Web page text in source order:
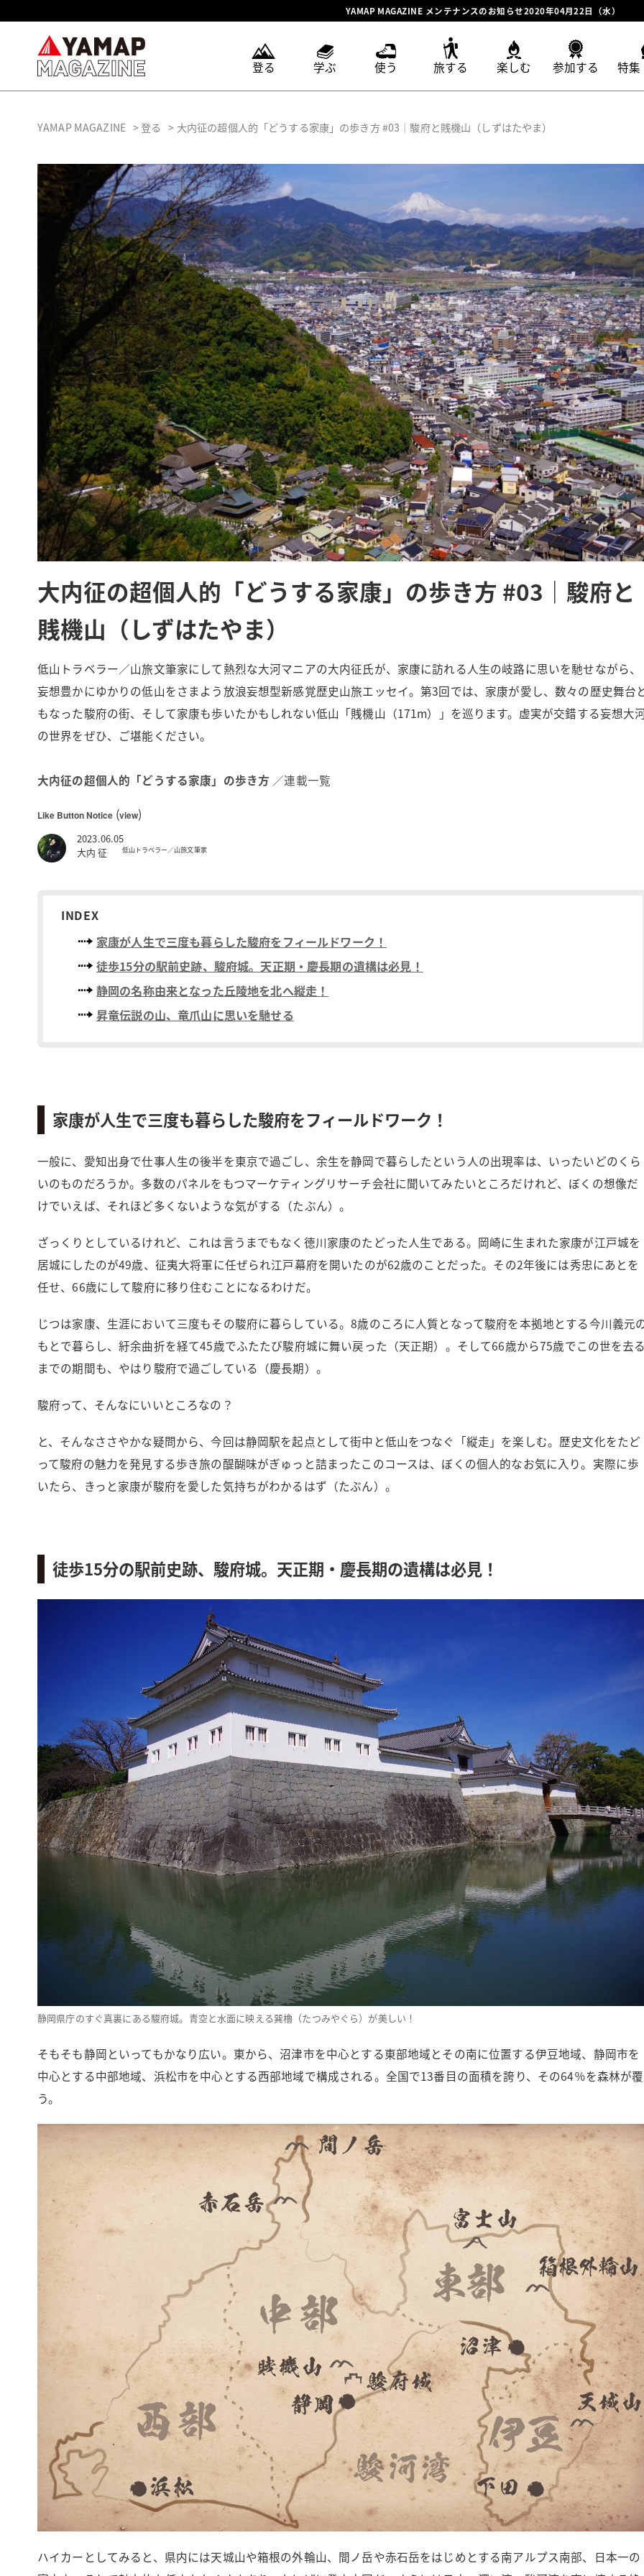
YAMAP MAGAZINE メンテナンスのお知らせ2020年04月22日（水）
登る 学ぶ 使う 旅する 楽しむ 参加する 特集
YAMAP MAGAZINE 登る 大内征の超個人的「どうする家康」の歩き方 #03｜駿府と賎機山（しずはたやま）
大内征の超個人的「どうする家康」の歩き方 #03｜駿府と
賎機山（しずはたやま）
低山トラベラー／山旅文筆家にして熱烈な大河マニアの大内征氏が、家康に訪れる人生の岐路に思いを馳せながら、
妄想豊かにゆかりの低山をさまよう放浪妄想型新感覚歴史山旅エッセイ。第3回では、家康が愛し、数々の歴史舞台
もなった駿府の街、そして家康も歩いたかもしれない低山「賎機山（171m）」を巡ります。虚実が交錯する妄想大
の世界をぜひ、ご堪能ください。
大内征の超個人的「どうする家康」の歩き方 ／連載一覧
Like Button Notice (view)
2023.06.05
大内 征
低山トラベラー／山旅文筆家
INDEX
家康が人生で三度も暮らした駿府をフィールドワーク！
徒歩15分の駅前史跡、駿府城。天正期・慶長期の遺構は必見！
静岡の名称由来となった丘陵地を北へ縦走！
昇竜伝説の山、竜爪山に思いを馳せる
家康が人生で三度も暮らした駿府をフィールドワーク！
一般に、愛知出身で仕事人生の後半を東京で過ごし、余生を静岡で暮らしたという人の出現率は、いったいどのくら
いのものだろうか。多数のパネルをもつマーケティングリサーチ会社に聞いてみたいところだけれど、ぼくの想像だ
けでいえば、それほど多くないような気がする（たぶん）。
ざっくりとしているけれど、これは言うまでもなく徳川家康のたどった人生である。岡崎に生まれた家康が江戸城を
居城にしたのが49歳、征夷大将軍に任ぜられ江戸幕府を開いたのが62歳のことだった。その2年後には秀忠にあとを
任せ、66歳にして駿府に移り住むことになるわけだ。
じつは家康、生涯において三度もその駿府に暮らしている。8歳のころに人質となって駿府を本拠地とする今川義元
もとで暮らし、紆余曲折を経て45歳でふたたび駿府城に舞い戻った（天正期）。そして66歳から75歳でこの世を去
までの期間も、やはり駿府で過ごしている（慶長期）。
駿府って、そんなにいいところなの？
と、そんなささやかな疑問から、今回は静岡駅を起点として街中と低山をつなぐ「縦走」を楽しむ。歴史文化をたど
って駿府の魅力を発見する歩き旅の醍醐味がぎゅっと詰まったこのコースは、ぼくの個人的なお気に入り。実際に歩
いたら、きっと家康が駿府を愛した気持ちがわかるはず（たぶん）。
徒歩15分の駅前史跡、駿府城。天正期・慶長期の遺構は必見！
静岡県庁のすぐ真裏にある駿府城。青空と水面に映える巽櫓（たつみやぐら）が美しい！
そもそも静岡といってもかなり広い。東から、沼津市を中心とする東部地域とその南に位置する伊豆地域、静岡市を
中心とする中部地域、浜松市を中心とする西部地域で構成される。全国で13番目の面積を誇り、その64％を森林が覆
う。
ハイカーとしてみると、県内には天城山や箱根の外輪山、間ノ岳や赤石岳をはじめとする南アルプス南部、日本一の